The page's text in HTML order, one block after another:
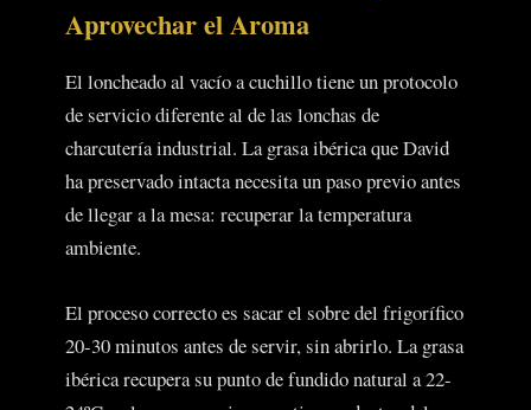
Aprovechar el Aroma
El loncheado al vacío a cuchillo tiene un protocolo
de servicio diferente al de las lonchas de
charcutería industrial. La grasa ibérica que David
ha preservado intacta necesita un paso previo antes
de llegar a la mesa: recuperar la temperatura
ambiente.
El proceso correcto es sacar el sobre del frigorífico
20-30 minutos antes de servir, sin abrirlo. La grasa
ibérica recupera su punto de fundido natural a 22-